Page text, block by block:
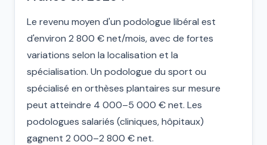
Le revenu moyen d'un podologue libéral est
d'environ 2 800 € net/mois, avec de fortes
variations selon la localisation et la
spécialisation. Un podologue du sport ou
spécialisé en orthèses plantaires sur mesure
peut atteindre 4 000–5 000 € net. Les
podologues salariés (cliniques, hôpitaux)
gagnent 2 000–2 800 € net.